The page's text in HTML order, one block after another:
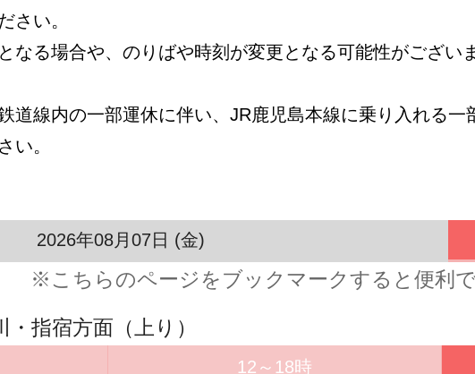
さい。
なる場合や、のりばや時刻が変更となる可能性がござい
道線内の一部運休に伴い、JR鹿児島本線に乗り入れる一
い。
2026年08月07日 (金)
※こちらのページをブックマークすると便利で
指宿方面（上り）
12～18時